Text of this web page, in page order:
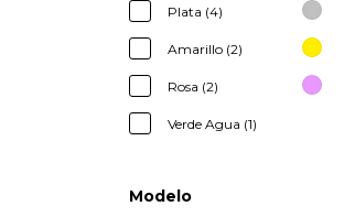
Plata (4)
Amarillo (2)
Rosa (2)
Verde Agua (1)
Modelo